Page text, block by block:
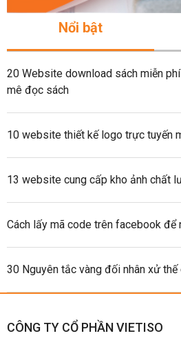
Nổi bật
20 Website download sách miễn
mê đọc sách
10 website thiết kế logo trực tuyến
13 website cung cấp kho ảnh chất
Cách lấy mã code trên facebook để
30 Nguyên tắc vàng đối nhân xử thế
CÔNG TY CỔ PHẦN VIETISO